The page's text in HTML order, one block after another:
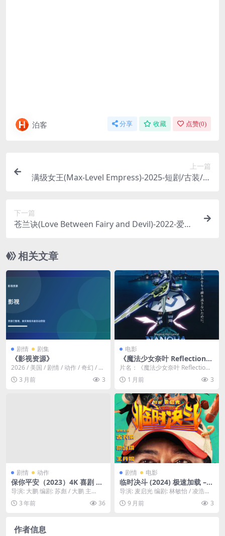
泊客 分享 收藏 点赞(0)
上一篇
满级女王(Max-Level Empress)-2025-短剧/古装/爱
后，且看她如何运用“玩家思维”，在后宫开启乱杀
模式！🇨🇳｜
下一篇
苍兰诀(Love Between Fairy and Devil)-2022-爱情/
动！”现象级仙侠剧，傲娇月尊与软萌小兰花的极致
拉扯，先婚后爱，带你重温那个夏天的感动🌙｜
相关文章
剧情 剧集
《影视资源》
2026 / 美国 / 剧情 / 动作 / 奇幻 / 冒
险。从列表页批量提取详情...
3 月前 3
电影
《魔法少女奈叶 Reflection》
百度云网盘夸克下载.阿里云
盘.中字.(2017)
片名：《魔法少女奈叶 Reflectio
n》百度云网盘夸克下载.阿里云盘.
中字....1 月前 3
剧情 动作
保你平安（2023）4K 喜剧 只
分享精品?????
导演: 大鹏 编剧: 苏彪 / 大鹏 主
演: 大鹏 / 李雪琴 / 尹正 / 王...
3 年前 36
剧情 电影
临时决斗 (2024) 极速加载 –
夸克/百度云下载存档 – 4ho影
视
导演: 麦启光 编剧: 林敏怡 / 凌浩然 /
麦启光 / 刘小慧 又名: Hi...
9 月前 3
作者信息